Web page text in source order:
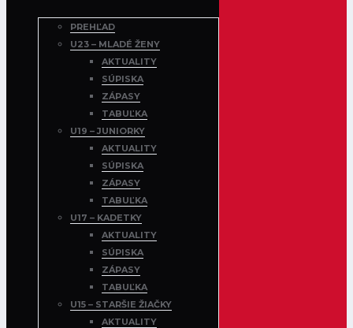
PREHĽAD
U23 – MLADÉ ŽENY
AKTUALITY
SÚPISKA
ZÁPASY
TABUĽKA
U19 – JUNIORKY
AKTUALITY
SÚPISKA
ZÁPASY
TABUĽKA
U17 – KADETKY
AKTUALITY
SÚPISKA
ZÁPASY
TABUĽKA
U15 – STARŠIE ŽIAČKY
AKTUALITY